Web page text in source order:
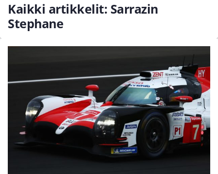
Kaikki artikkelit: Sarrazin
Stephane